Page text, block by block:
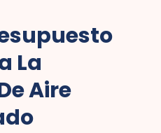
La
Aire